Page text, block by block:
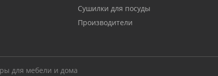
Сушилки для посуды
Производители
для мебели и дома